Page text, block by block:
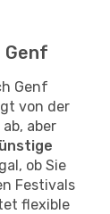
Genf
Genf
von der
aber
ob Sie
Festivals
flexible